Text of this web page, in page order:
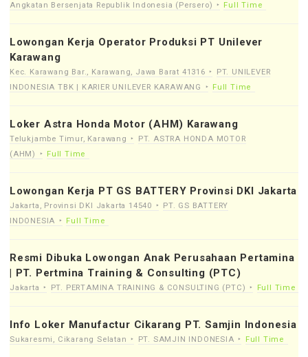
Angkatan Bersenjata Republik Indonesia (Persero)
Full Time
Lowongan Kerja Operator Produksi PT Unilever
Karawang
Kec. Karawang Bar., Karawang, Jawa Barat 41316
PT. UNILEVER
INDONESIA TBK | KARIER UNILEVER KARAWANG
Full Time
Loker Astra Honda Motor (AHM) Karawang
Telukjambe Timur, Karawang
PT. ASTRA HONDA MOTOR
(AHM)
Full Time
Lowongan Kerja PT GS BATTERY Provinsi DKI Jakarta
Jakarta, Provinsi DKI Jakarta 14540
PT. GS BATTERY
INDONESIA
Full Time
Resmi Dibuka Lowongan Anak Perusahaan Pertamina
| PT. Pertmina Training & Consulting (PTC)
Jakarta PT. PERTAMINA TRAINING & CONSULTING (PTC) Full Time
Info Loker Manufactur Cikarang PT. Samjin Indonesia
Sukaresmi, Cikarang Selatan PT. SAMJIN INDONESIA Full Time